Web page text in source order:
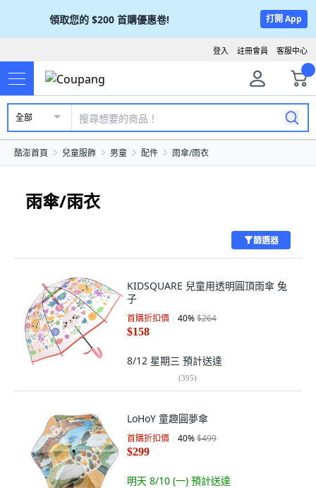
領取您的 $200 首購優惠卷! 打開 App
客服中心
註冊會員
登入
全部
酷澎首頁 兒童服飾 男童 配件 雨傘/雨衣
雨傘/雨衣
篩選器
KIDSQUARE 兒童用透明圓頂雨傘 兔
子
首購折扣價 40%$264
$158
8/12 星期三 預計送達
(395)
LoHoY 童趣圓夢傘
首購折扣價 40%$499
$299
明天 8/10 (一) 預計送達